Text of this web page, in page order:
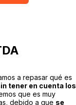
a repasar qué es
tener en cuenta los
que es muy
debido a que se